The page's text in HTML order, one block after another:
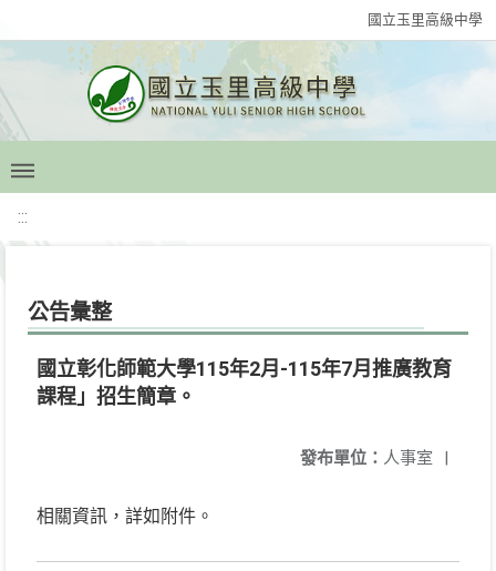
國立玉里高級中學
:::
公告彙整
國立彰化師範大學115年2月-115年7月推廣教育
課程」招生簡章。
發布單位： 人事室 |
相關資訊，詳如附件。